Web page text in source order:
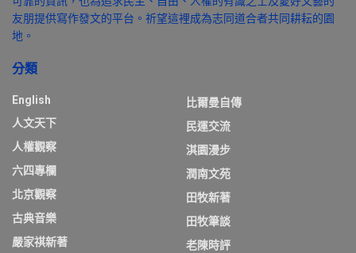
友朋提供寫作發文的平台。祈望這裡成為志同道合者共同耕耘的園
地。
分類
English
人文天下
人權觀察
六四專欄
北京觀察
古典音樂
嚴家祺新著
比爾曼自傳
民運交流
淇園漫步
潤南文苑
田牧新著
田牧筆談
老陳時評